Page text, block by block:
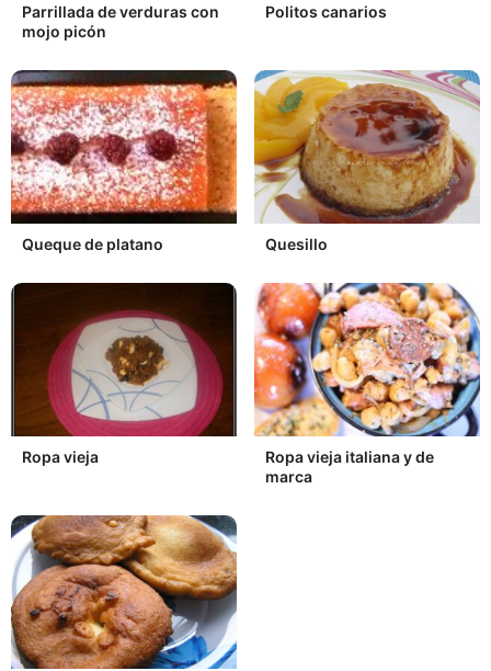
Parrillada de verduras con
mojo picón
Politos canarios
Queque de platano Quesillo
Ropa vieja
Ropa vieja italiana y de
marca